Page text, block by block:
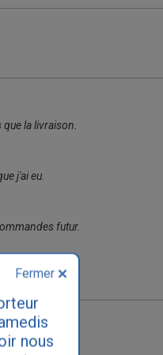
la livraison.
j'ai eu.
futur.
nous
Fermer